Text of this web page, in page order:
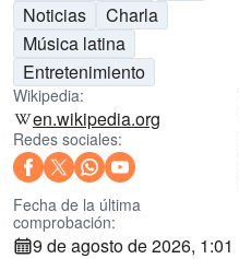
Noticias
Charla
Música latina
Entretenimiento
Wikipedia:
en.wikipedia.org
Redes sociales:
Fecha de la última
comprobación:
9 de agosto de 2026, 1:01